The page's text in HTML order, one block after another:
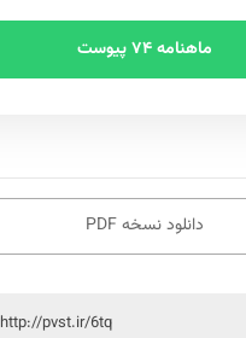
ماهنامه ۷۴ پیوست
دانلود نسخه PDF
http://pvst.ir/6tq